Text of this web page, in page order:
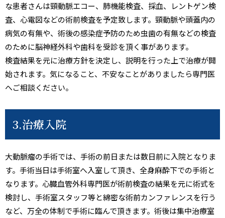
な患者さんは頸動脈エコー、肺機能検査、採血、レントゲン検
査、心電図などの術前検査を予定致します。頸動脈や頭蓋内の
病気の有無や、術後の感染症予防のため虫歯の有無などの検査
のために脳神経外科や歯科を受診を頂く事があります。
検査結果を元に治療方針を決定し、説明を行った上で治療が開
始されます。気になること、不安なことがありましたら専門医
へご相談ください。
3.治療入院
大動脈瘤の手術では、手術の前日または数日前に入院となりま
す。手術当日は手術室へ入室して頂き、全身麻酔下での手術と
なります。心臓血管外科専門医が術前検査の結果を元に術式を
検討し、手術室スタッフ等と綿密な術前カンファレンスを行う
など、万全の体制で手術に臨んで頂きます。術後は集中治療室